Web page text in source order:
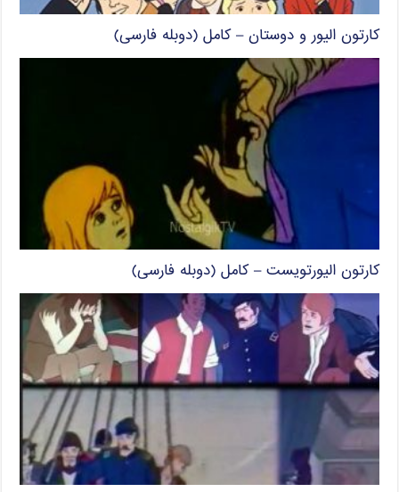
کارتون الیور و دوستان – کامل (دوبله فارسی)
کارتون الیورتویست – کامل (دوبله فارسی)